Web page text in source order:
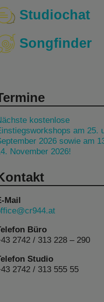
Studiochat
Songfinder
kostenlose
am 25.
2026 sowie am
November 2026!
Mail
Büro
2742 / 313 228 – 290
Studio
2742 / 313 555 55